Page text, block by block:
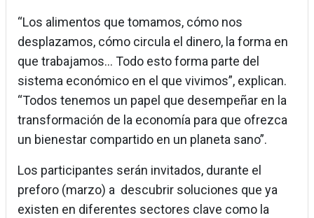
“Los alimentos que tomamos, cómo nos
desplazamos, cómo circula el dinero, la forma en
que trabajamos... Todo esto forma parte del
sistema económico en el que vivimos”, explican.
“Todos tenemos un papel que desempeñar en la
transformación de la economía para que ofrezca
un bienestar compartido en un planeta sano”.
Los participantes serán invitados, durante el
preforo (marzo) a descubrir soluciones que ya
existen en diferentes sectores clave como la